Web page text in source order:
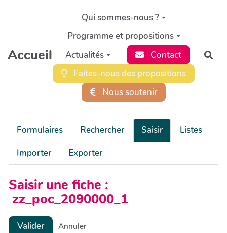
Aller au contenu principal
Accueil
Qui sommes-nous ?
Programme et propositions
Actualités
Contact
Faites-nous des propositions
Nous soutenir
Formulaires Rechercher Saisir
Listes
Importer
Exporter
Saisir une fiche :
zz_poc_2090000_1
Valider Annuler